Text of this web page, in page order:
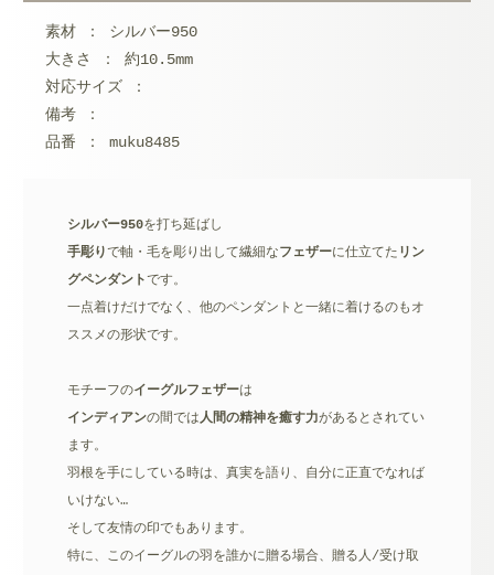
素材 ： シルバー950
大きさ ： 約10.5mm
対応サイズ ：
備考 ：
品番 ： muku8485
シルバー950を打ち延ばし
手彫りで軸・毛を彫り出して繊細なフェザーに仕立てた リン
グペンダントです。
一点着けだけでなく、他のペンダントと一緒に着けるのもオ
ススメの形状です。
モチーフのイーグルフェザーは
インディアンの間では人間の精神を癒す力があるとされてい
ます。
羽根を手にしている時は、真実を語り、自分に正直でなれば
いけない…
そして友情の印でもあります。
特に、このイーグルの羽を誰かに贈る場合、贈る人/受け取